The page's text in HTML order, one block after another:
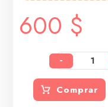
600 $
-
Comprar